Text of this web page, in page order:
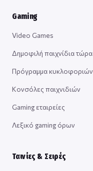
Gaming
Video Games
Δημοφιλή παιχνίδια τώρα
Πρόγραμμα κυκλοφοριών
Κονσόλες παιχνιδιών
Gaming εταιρείες
Λεξικό gaming όρων
Ταινίες & Σειρές